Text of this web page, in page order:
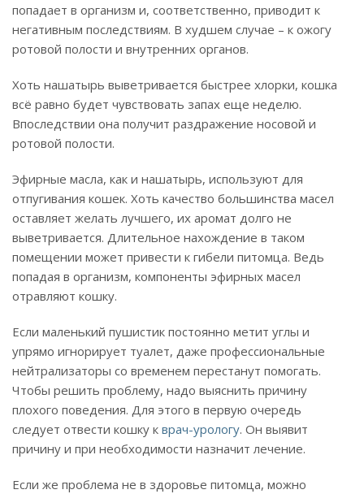
попадает в организм и, соответственно, приводит к
негативным последствиям. В худшем случае – к ожогу
ротовой полости и внутренних органов.
Хоть нашатырь выветривается быстрее хлорки, кошка
всё равно будет чувствовать запах еще неделю.
Впоследствии она получит раздражение носовой и
ротовой полости.
Эфирные масла, как и нашатырь, используют для
отпугивания кошек. Хоть качество большинства масел
оставляет желать лучшего, их аромат долго не
выветривается. Длительное нахождение в таком
помещении может привести к гибели питомца. Ведь
попадая в организм, компоненты эфирных масел
отравляют кошку.
Если маленький пушистик постоянно метит углы и
упрямо игнорирует туалет, даже профессиональные
нейтрализаторы со временем перестанут помогать.
Чтобы решить проблему, надо выяснить причину
плохого поведения. Для этого в первую очередь
следует отвести кошку к врач-урологу. Он выявит
причину и при необходимости назначит лечение.
Если же проблема не в здоровье питомца, можно